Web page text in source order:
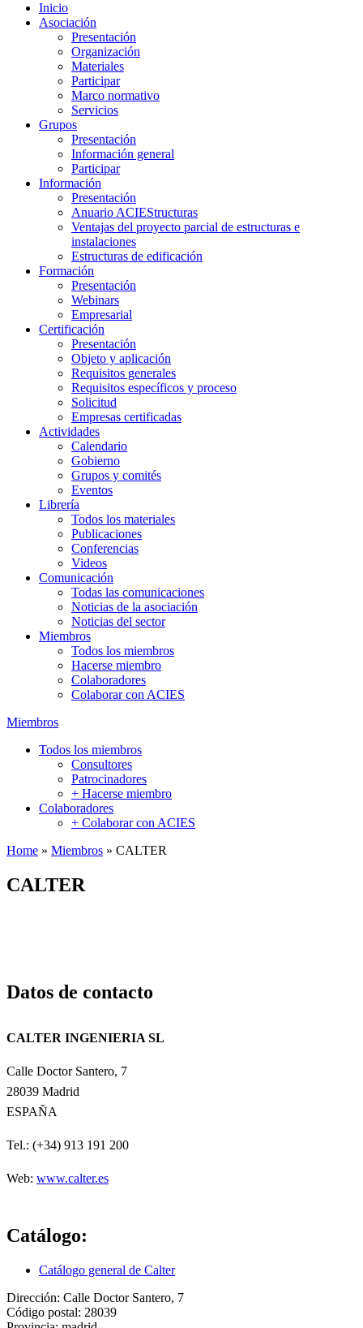
Inicio
Asociación
Presentación
Organización
Materiales
Participar
Marco normativo
Servicios
Grupos
Presentación
Información general
Participar
Información
Presentación
Anuario ACIEStructuras
Ventajas del proyecto parcial de estructuras e
instalaciones
Estructuras de edificación
Formación
Presentación
Webinars
Empresarial
Certificación
Presentación
Objeto y aplicación
Requisitos generales
Requisitos específicos y proceso
Solicitud
Empresas certificadas
Actividades
Calendario
Gobierno
Grupos y comités
Eventos
Librería
Todos los materiales
Publicaciones
Conferencias
Videos
Comunicación
Todas las comunicaciones
Noticias de la asociación
Noticias del sector
Miembros
Todos los miembros
Hacerse miembro
Colaboradores
Colaborar con ACIES
Miembros
Todos los miembros
Consultores
Patrocinadores
+ Hacerse miembro
Colaboradores
+ Colaborar con ACIES
Home » Miembros » CALTER
CALTER
Datos de contacto
CALTER INGENIERIA SL
Calle Doctor Santero, 7
28039 Madrid
ESPAÑA
Tel.: (+34) 913 191 200
Web: www.calter.es
Catálogo:
Catálogo general de Calter
Dirección: Calle Doctor Santero, 7
Código postal: 28039